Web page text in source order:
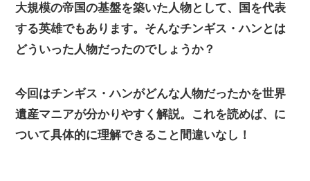
大規模の帝国の基盤を築いた人物として、国を代表
する英雄でもあります。そんなチンギス・ハンとは
どういった人物だったのでしょうか？
今回はチンギス・ハンがどんな人物だったかを世界
遺産マニアが分かりやすく解説。これを読めば、に
ついて具体的に理解できること間違いなし！